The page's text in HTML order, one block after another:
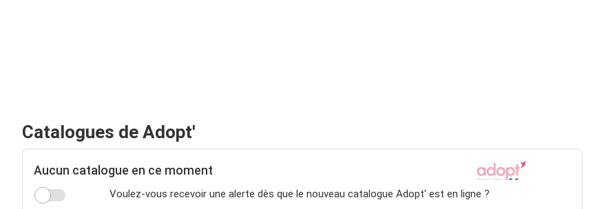
Catalogues de Adopt'
Aucun catalogue en ce moment
Voulez-vous recevoir une alerte dès que le nouveau catalogue Adopt' est en ligne ?